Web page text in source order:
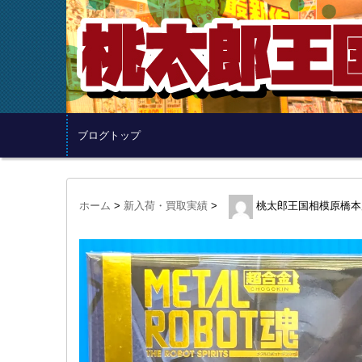
ブログトップ
ホーム > 新入荷・買取実績 > 桃太郎王国相模原橋